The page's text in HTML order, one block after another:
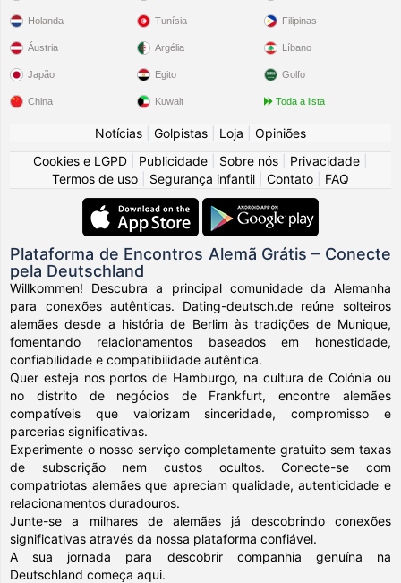
Holanda
Áustria
Japão
China
Tunísia
Argélia
Egito
Kuwait
Filipinas
Líbano
Golfo
Toda a lista
Notícias Golpistas Loja
Opiniões
Cookies e LGPD
Publicidade Sobre nós Privacidade
Termos de uso
Segurança infantil Contato FAQ
Plataforma de Encontros Alemã Grátis – Conecte
pela Deutschland
Willkommen! Descubra a principal comunidade da Alemanha
para conexões autênticas. Dating-deutsch.de reúne solteiros
alemães desde a história de Berlim às tradições de Munique,
fomentando relacionamentos baseados em honestidade,
confiabilidade e compatibilidade autêntica.
Quer esteja nos portos de Hamburgo, na cultura de Colónia ou
no distrito de negócios de Frankfurt, encontre alemães
compatíveis que valorizam sinceridade, compromisso e
parcerias significativas.
Experimente o nosso serviço completamente gratuito sem taxas
de subscrição nem custos ocultos. Conecte-se com
compatriotas alemães que apreciam qualidade, autenticidade e
relacionamentos duradouros.
Junte-se a milhares de alemães já descobrindo conexões
significativas através da nossa plataforma confiável.
A sua jornada para descobrir companhia genuína na
Deutschland começa aqui.